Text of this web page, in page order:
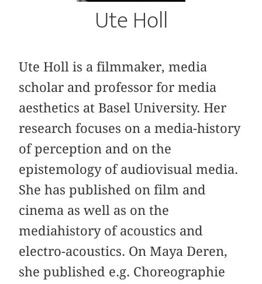
Ute Holl
Ute Holl is a filmmaker, media
scholar and professor for media
aesthetics at Basel University. Her
research focuses on a media-history
of perception and on the
epistemology of audiovisual media.
She has published on film and
cinema as well as on the
mediahistory of acoustics and
electro-acoustics. On Maya Deren,
she published e.g. Choreographie